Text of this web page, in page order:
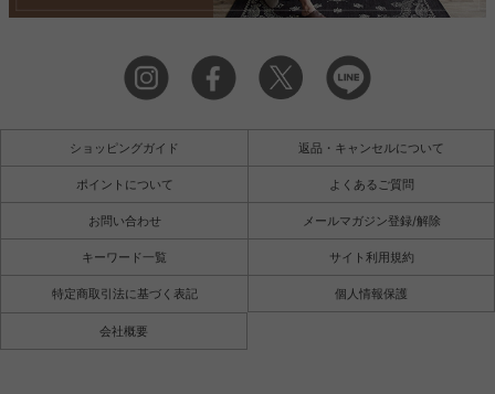
ショッピングガイド 返品・キャンセルについて
ポイントについて よくあるご質問
お問い合わせ メールマガジン登録/解除
キーワード一覧 サイト利用規約
特定商取引法に基づく表記 個人情報保護
会社概要